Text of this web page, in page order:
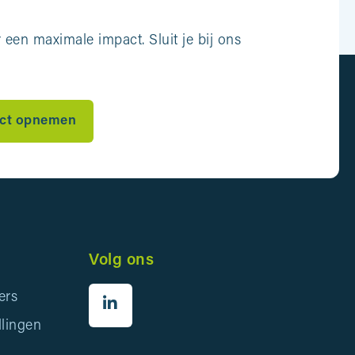
maximale impact. Sluit je bij ons
opnemen
Volg ons